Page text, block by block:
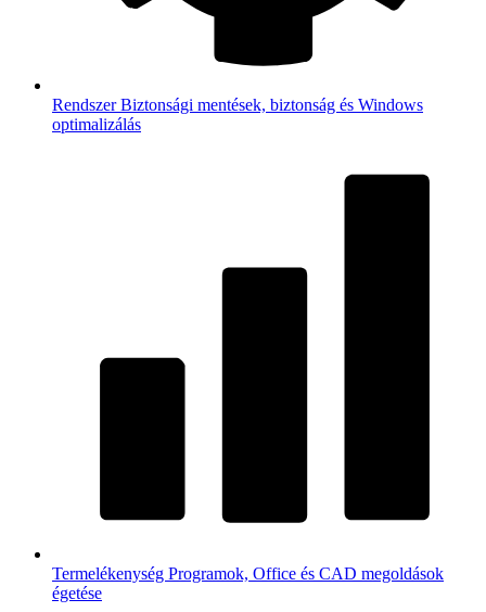
RendszerBiztonsági mentések, biztonság és Windows
optimalizálás
Termelékenység Programok, Office és CAD megoldások
égetése